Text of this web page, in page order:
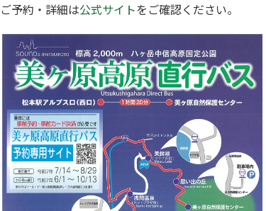
ご予約・詳細は公式サイトをご確認ください。